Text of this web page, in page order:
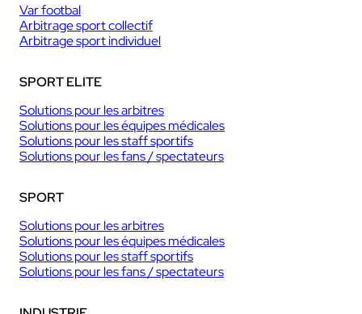
Var footbal
Arbitrage sport collectif
Arbitrage sport individuel
SPORT ELITE
Solutions pour les arbitres
Solutions pour les équipes médicales
Solutions pour les staff sportifs
Solutions pour les fans / spectateurs
SPORT
Solutions pour les arbitres
Solutions pour les équipes médicales
Solutions pour les staff sportifs
Solutions pour les fans / spectateurs